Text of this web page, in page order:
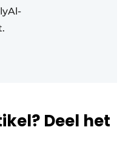
Deel het